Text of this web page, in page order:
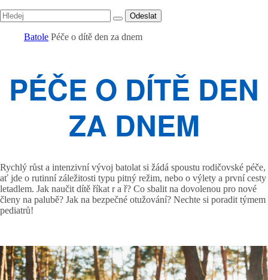
Odeslat
Batole Péče o dítě den za dnem
PÉČE O DÍTĚ DEN
ZA DNEM
Rychlý růst a intenzivní vývoj batolat si žádá spoustu rodičovské péče,
ať jde o rutinní záležitosti typu pitný režim, nebo o výlety a první cesty
letadlem. Jak naučit dítě říkat r a ř? Co sbalit na dovolenou pro nové
členy na palubě? Jak na bezpečné otužování? Nechte si poradit týmem
pediatrů!